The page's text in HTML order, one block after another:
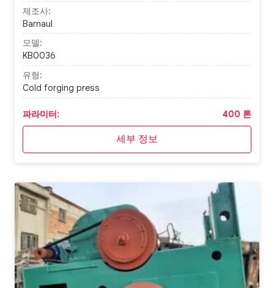
제조사:
Barnaul
모델:
KB0036
유형:
Cold forging press
파라미터: 400 톤
세부 정보